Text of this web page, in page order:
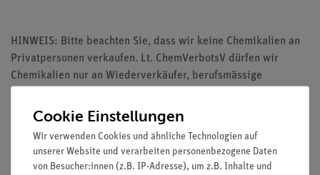
HINWEIS: Bitte beachten Sie, dass wir keine Chemikalien an
Privatpersonen verkaufen. Lt. ChemVerbotsV dürfen wir
Chemikalien nur an Wiederverkäufer, berufsmässige
Lehranstalten abgeben.
Cookie Einstellungen
Wir verwenden Cookies und ähnliche Technologien auf
unserer Website und verarbeiten personenbezogene Daten
von Besucher:innen (z.B. IP-Adresse), um z.B. Inhalte und